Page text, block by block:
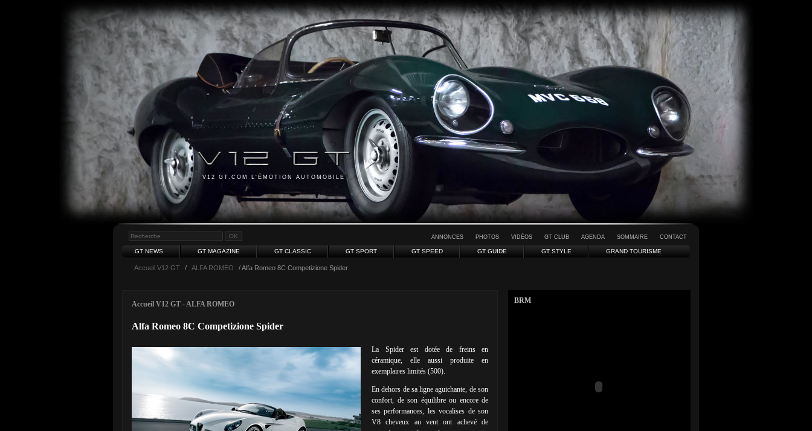
V12 GT.COM L'ÉMOTION AUTOMOBILE
ANNONCES PHOTOS VIDÉOS GT CLUB AGENDA SOMMAIRE CONTACT
GT NEWS GT MAGAZINE GT CLASSIC GT SPORT GT SPEED GT GUIDE GT STYLE GRAND TOURISME
Accueil V12 GT / ALFA ROMEO / Alfa Romeo 8C Competizione Spider
Accueil V12 GT -ALFA ROMEO
Alfa Romeo 8C Competizione Spider
La Spider est dotée de freins en
céramique, elle aussi produite en
exemplaires limités (500).
En dehors de sa ligne aguichante, de son
confort, de son équilibre ou encore de
ses performances, les vocalises de son
V8 cheveux au vent ont achevé de
BRM